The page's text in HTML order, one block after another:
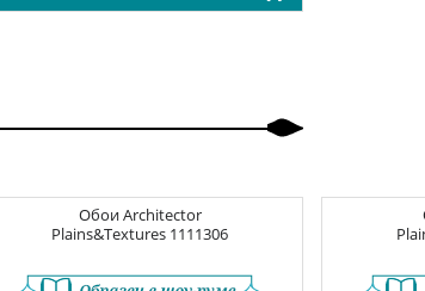
ОбоиArchitector
Plains&Textures 1111306